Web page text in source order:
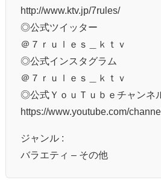
http://www.ktv.jp/7rules/
◎公式ツイッター
＠７ｒｕｌｅｓ＿ｋｔｖ
◎公式インスタグラム
＠７ｒｕｌｅｓ＿ｋｔｖ
◎公式ＹｏｕＴｕｂｅチャン
https://www.youtube.com/
ジャンル :
バラエティ – その他